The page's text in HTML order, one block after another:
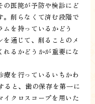
の医院が予防や検診にど
。削らなくて済む段階で
を持っているかどう
通じて、削ることのメ
れるかどうかが重要にな
を行っているいちかわ
ると、歯の保存を第一に
イクロスコープを用いた